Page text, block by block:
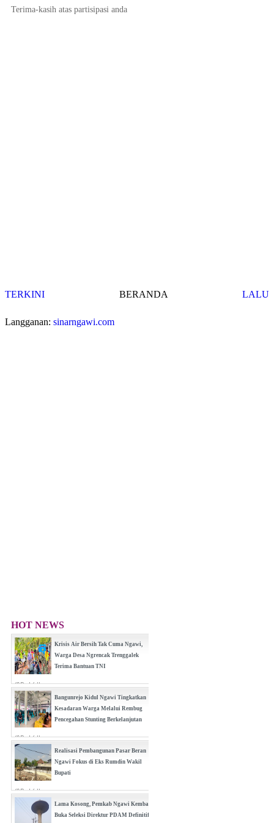
Terima-kasih atas partisipasi anda
TERKINI LALU
BERANDA
Langganan: sinarngawi.com
HOT NEWS
Krisis Air Bersih Tak Cuma Ngawi,
Warga Desa Ngrencak Trenggalek
Terima Bantuan TNI
(0 Reply(s))
Bangunrejo Kidul Ngawi Tingkatkan
Kesadaran Warga Melalui Rembug
Pencegahan Stunting Berkelanjutan
(0 Reply(s))
Realisasi Pembangunan Pasar Beran
Ngawi Fokus di Eks Rumdin Wakil
Bupati
(0 Reply(s))
Lama Kosong, Pemkab Ngawi Kembali
Buka Seleksi Direktur PDAM Definitif